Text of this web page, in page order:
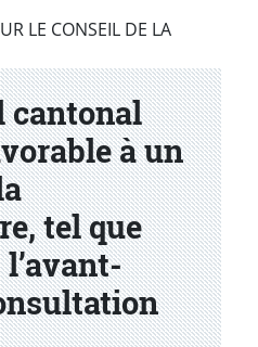
cantonal
à un
tel que
LE CONSEIL DE LA